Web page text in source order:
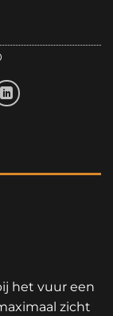
het vuur een
zicht